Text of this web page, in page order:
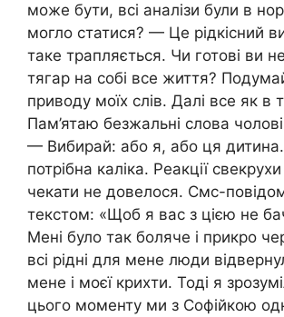
може бути, всі аналізи були в
могло статися? — Це рідкісний
таке трапляється. Чи готові ви
тягар на собі все життя?
приводу моїх слів. Далі все як в
Пам’ятаю безжальні слова
— Вибирай: або я, або ця
потрібна каліка. Реакції
чекати не довелося. Смс-
текстом: «Щоб я вас з цією не
Мені було так боляче і прикро
всі рідні для мене люди
мене і моєї крихти. Тоді я
цього моменту ми з Софійкою